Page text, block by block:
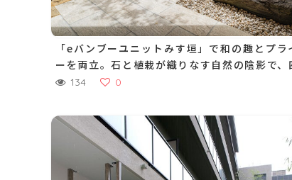
「eバンブーユニットみす垣」で和の趣とプラ
ーを両立。石と植栽が織りなす自然の陰影で、
通して心が落ち着く中庭に
134 0